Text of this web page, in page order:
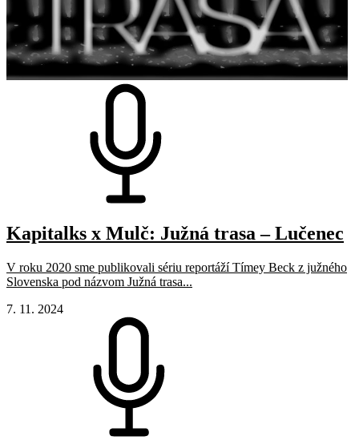
Kapitalks x Mulč: Južná trasa – Lučenec
V roku 2020 sme publikovali sériu reportáží Tímey Beck z južného
Slovenska pod názvom Južná trasa...
7. 11. 2024